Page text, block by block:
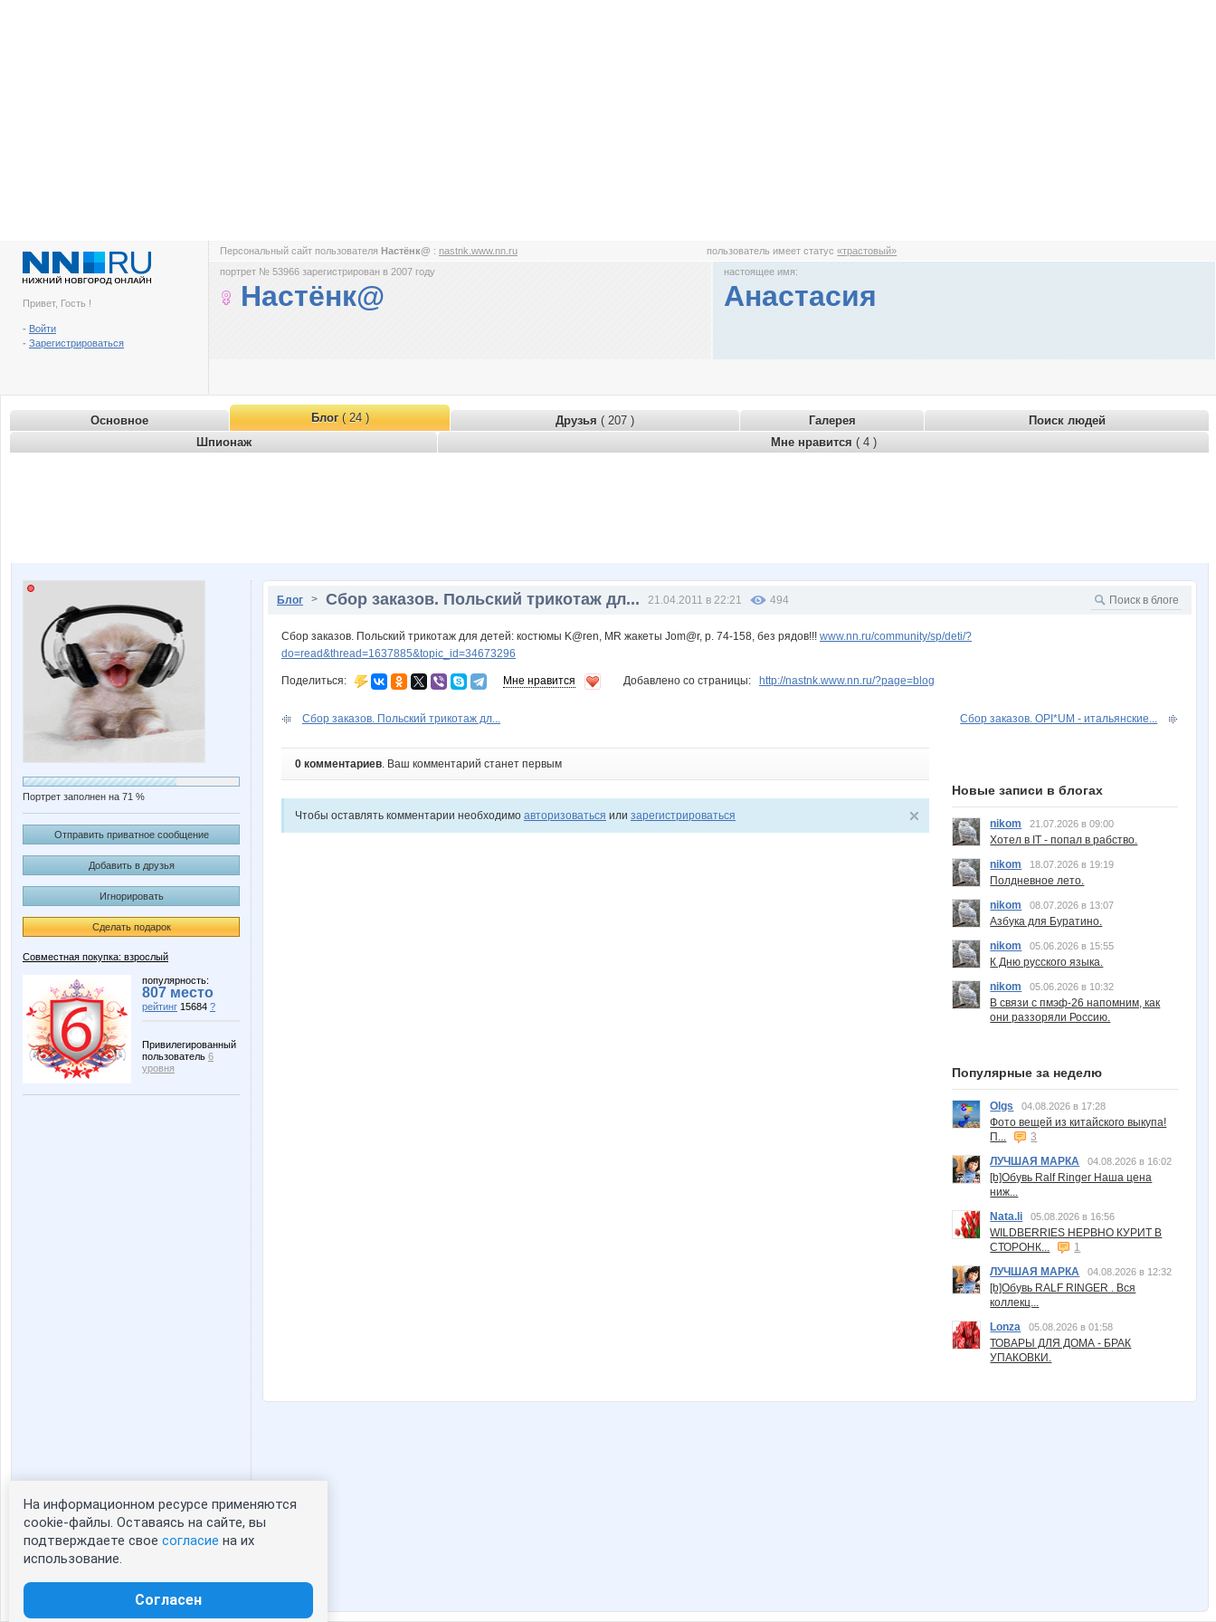
Привет, Гость !
- Войти
- Зарегистрироваться
Персональный сайт пользователя Настёнк@ : nastnk.www.nn.ru пользователь имеет статус«трастовый»
портрет № 53966 зарегистрирован в 2007 году
Настёнк@
настоящее имя:
Анастасия
Основное Блог( 24 ) Друзья ( 207 ) Галерея
Поиск людей
Шпионаж
Мне нравится ( 4 )
Портрет заполнен на 71 %
Отправить приватное сообщение
Добавить в друзья
Игнорировать
Сделать подарок
Совместная покупка: взрослый
популярность:
807 место
рейтинг 15684 ?
Привилегированный
пользователь 6
уровня
Статистика портрета:
сейчас просматривают портрет - 0
зарегистрированные пользователи
Блог > Сбор заказов. Польский трикотаж дл... 21.04.2011 в 22:21 494
Сбор заказов. Польский трикотаж для детей: костюмы K@ren, MR жакеты Jom@r, р. 74-158, без рядов!!! www.nn.ru/community/sp/deti/?
do=read&thread=1637885&topic_id=34673296
Поделиться: Мне нравится Добавлено со страницы: http://nastnk.www.nn.ru/?page=blog
Сбор заказов. Польский трикотаж дл... Сбор заказов. OPI*UM - итальянские...
0 комментариев. Ваш комментарий станет первым
Чтобы оставлять комментарии необходимо авторизоваться или зарегистрироваться
Новые записи в блогах
nikom 21.07.2026 в 09:00
Хотел в IT - попал в рабство.
nikom
18.07.2026 в 19:19
Полдневное лето.
nikom
08.07.2026 в 13:07
Азбука для Буратино.
nikom
05.06.2026 в 15:55
К Дню русского языка.
nikom
05.06.2026 в 10:32
В связи с пмэф-26 напомним, как
они раззоряли Россию.
Популярные за неделю
Olgs 04.08.2026 в 17:28
Фото вещей из китайского выкупа!
П...
3
ЛУЧШАЯ МАРКА
04.08.2026 в 16:02
[b]Обувь Ralf Ringer Наша цена
ниж...
Nata.li
05.08.2026 в 16:56
WILDBERRIES НЕРВНО КУРИТ В
СТОРОНК...
1
ЛУЧШАЯ МАРКА
04.08.2026 в 12:32
[b]Обувь RALF RINGER . Вся
коллекц...
Lonza
05.08.2026 в 01:58
ТОВАРЫ ДЛЯ ДОМА - БРАК
УПАКОВКИ.
На информационном ресурсе применяются
cookie-файлы. Оставаясь на сайте, вы
подтверждаете свое согласие на их
использование.
Согласен